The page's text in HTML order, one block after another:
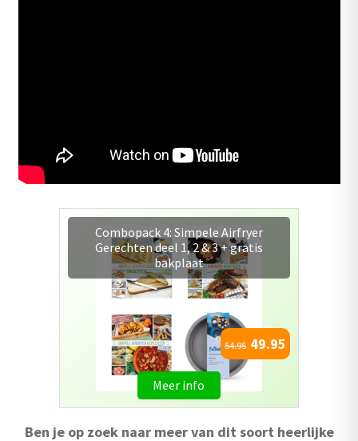
Combopack 7 : Alle Airfryer
kookboeken + gratis bakplaat
111.65 79.95
Meer info
Ben je op zoek naar meer van dit soort heerlijke